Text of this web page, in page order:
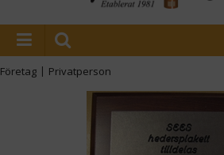
Företag | Privatperson